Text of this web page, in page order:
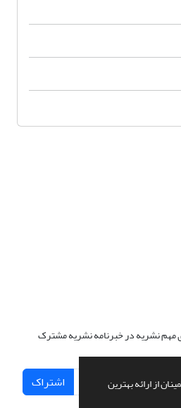
از ارائه بهترین
مهم نشریه در خبرنامه نشریه مشترک
اشتراک